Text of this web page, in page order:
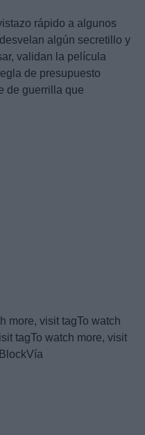
rápido a algunos
algún secretillo y
validan la película
de presupuesto
de guerrilla que
more, visit tagTo watch
tagTo watch more, visit
BlockVía